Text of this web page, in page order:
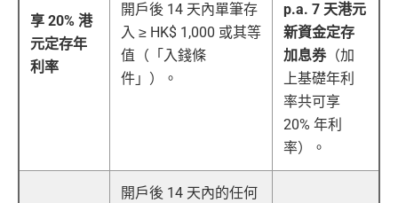
享 20% 港
元定存年
利率
開戶後 14 天內單筆存
入 ≥ HK$ 1,000 或其等
值（「入錢條
件」）。
p.a. 7 天港元
新資金定存
加息券（加
上基礎年利
率共可享
20% 年利
率）。
開戶後 14 天內的任何